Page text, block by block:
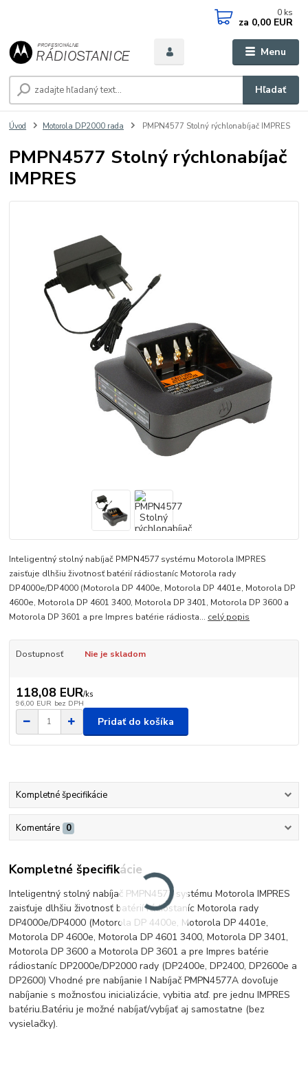
Menu
Hľadať
0 ks
za 0,00 EUR
Úvod Motorola DP2000 rada PMPN4577 Stolný rýchlonabíjač IMPRES
PMPN4577 Stolný rýchlonabíjač
IMPRES
Inteligentný stolný nabíjač PMPN4577 systému Motorola IMPRES
zaisťuje dlhšiu životnosť batérií rádiostaníc Motorola rady
DP4000e/DP4000 (Motorola DP 4400e, Motorola DP 4401e, Motorola DP
4600e, Motorola DP 4601 3400, Motorola DP 3401, Motorola DP 3600 a
Motorola DP 3601 a pre Impres batérie rádiosta... celý popis
Dostupnosť Nie je skladom
118,08 EUR/ks
96,00 EUR bez DPH
Pridať do košíka
Kompletné špecifikácie
Komentáre 0
Kompletné špecifikácie
Inteligentný stolný nabíjač PMPN4577 systému Motorola IMPRES
zaisťuje dlhšiu životnosť batérií rádiostaníc Motorola rady
DP4000e/DP4000 (Motorola DP 4400e, Motorola DP 4401e,
Motorola DP 4600e, Motorola DP 4601 3400, Motorola DP 3401,
Motorola DP 3600 a Motorola DP 3601 a pre Impres batérie
rádiostaníc DP2000e/DP2000 rady (DP2400e, DP2400, DP2600e a
DP2600) Vhodné pre nabíjanie I Nabíjač PMPN4577A dovoľuje
nabíjanie s možnosťou inicializácie, vybitia atď. pre jednu IMPRES
batériu.Batériu je možné nabíjať/vybíjať aj samostatne (bez
vysielačky).